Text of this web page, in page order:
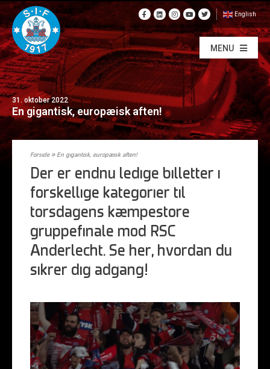
English
MENU
31. oktober 2022
En gigantisk, europæisk aften!
Forside»En gigantisk, europæisk aften!
Der er endnu ledige billetter i
forskellige kategorier til
torsdagens kæmpestore
gruppefinale mod RSC
Anderlecht. Se her, hvordan du
sikrer dig adgang!